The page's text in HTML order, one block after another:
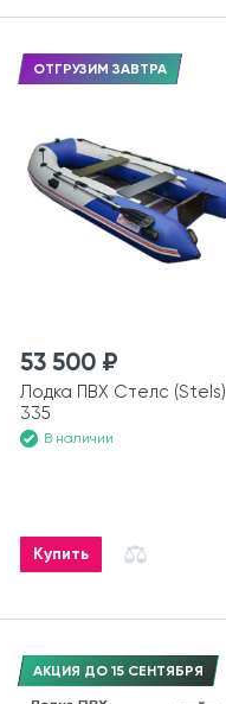
ОТГРУЗИМ ЗАВТРА
53 500 ₽
Лодка ПВХ Стелс (Stels)
335
В наличии
Купить
АКЦИЯ ДО 15 СЕНТЯБРЯ